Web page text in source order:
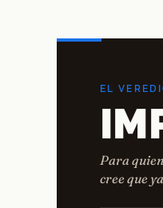
EL
Para
cree que